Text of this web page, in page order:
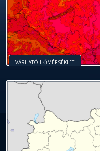
VÁRHATÓ HŐMÉRSÉKLET